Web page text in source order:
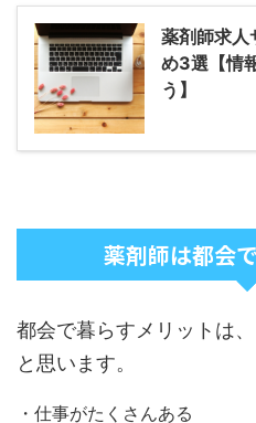
薬剤師求人
め3選【情
う】
薬剤師は都会
都会で暮らすメリットは
と思います。
・仕事がたくさんある